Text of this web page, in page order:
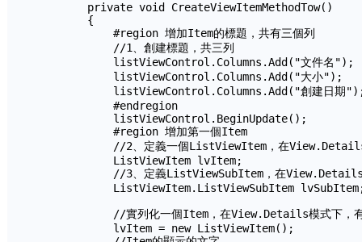
        private void CreateViewItemMethodTow()
        {
            #region 增加Item的標題，共有三個列
            //1、創建標題，共三列
            listViewControl.Columns.Add("文件名");
            listViewControl.Columns.Add("大小");
listViewControl.Columns.Add("創建日期
            #endregion
            listViewControl.BeginUpdate();
            #region 增加第一個Item
//2、定義一個ListViewItem，在View.Details
            ListViewItem lvItem;
//3、定義ListViewSubItem，在View.Details
ListViewItem.ListViewSubItem
//實列化一個Item，在View.Details模式下，
            lvItem = new ListViewItem();